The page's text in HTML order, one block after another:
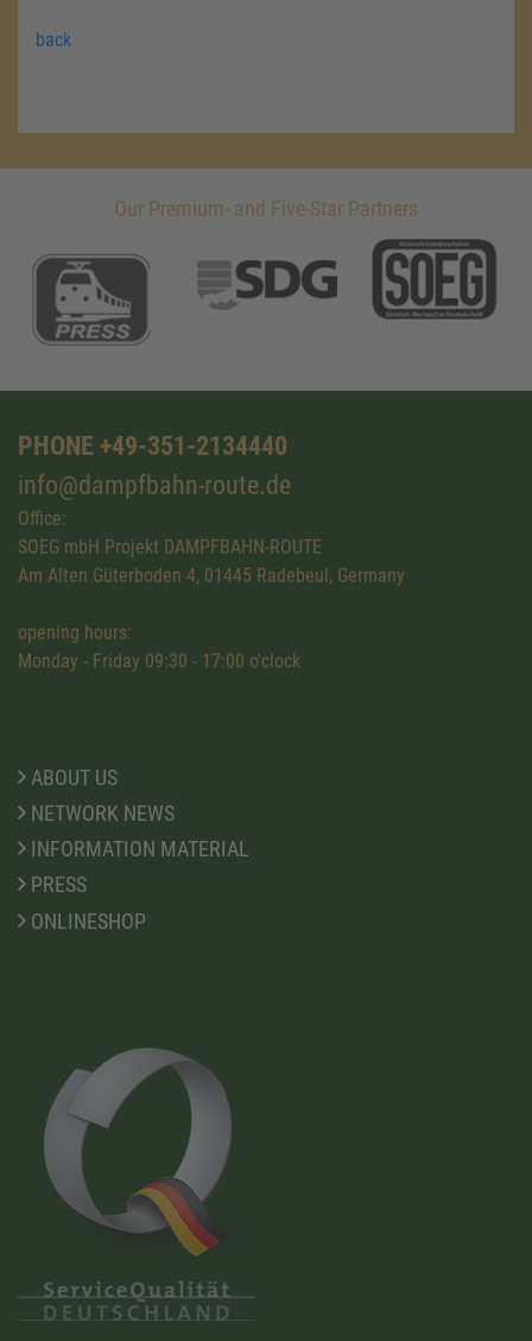
back
Our Premium- and Five-Star Partners
PHONE +49-351-2134440
info@dampfbahn-route.de
Office:
SOEG mbH Projekt DAMPFBAHN-ROUTE
Am Alten Güterboden 4, 01445 Radebeul, Germany
opening hours:
Monday - Friday 09:30 - 17:00 o'clock
ABOUT US
NETWORK NEWS
INFORMATION MATERIAL
PRESS
ONLINESHOP